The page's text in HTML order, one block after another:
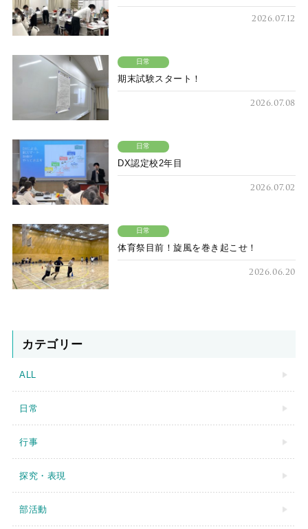
2026.07.12
日常
期末試験スタート！
2026.07.08
日常
DX認定校2年目
2026.07.02
日常
体育祭目前！旋風を巻き起こせ！
2026.06.20
カテゴリー
ALL
日常
行事
探究・表現
部活動